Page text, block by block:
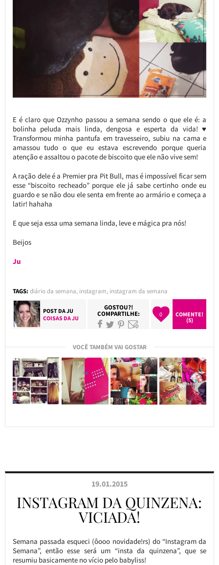
E é claro que Ozzynho passou a semana sendo o que ele é: a
bolinha peluda mais linda, dengosa e esperta da vida! ♥
Transformou minha pantufa em travesseiro, subiu na cama e
amassou tudo o que eu estava escrevendo porque queria
atenção e assaltou o pacote de biscoito que ele não vive sem!
A ração dele é a Premier pra Pit Bull, mas é impossível ficar sem
esse “biscoito recheado” porque ele já sabe certinho onde eu
guardo e se não dou ele senta em frente ao armário e começa a
latir! hahaha
E que seja essa uma semana linda, leve e mágica pra nós!
Beijos
Ju
TAGS: diário da semana, instagram, instagram da semana
POST DAJU
COISAS DA JU
GOSTOU?!
COMPARTILHE: 0
COMENTE!
(5)
VOCÊ TAMBÉM VAI GOSTAR
19.01.2015
INSTAGRAM DA QUINZENA:
VICIADA!
Semana passada esqueci (ôooo novidade!rs) do “Instagram da
Semana”, então esse será um “insta da quinzena”, que se
resumiu basicamente no vício pelo babyliss!